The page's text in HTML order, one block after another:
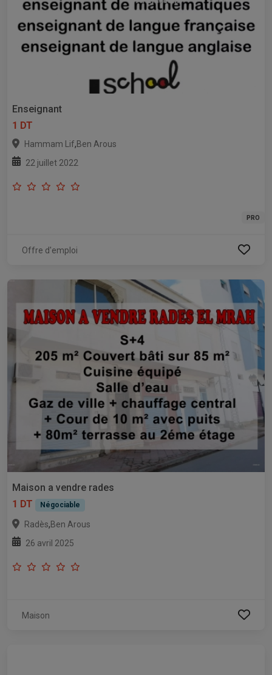
Enseignant
1 DT
Hammam Lif,Ben Arous
22 juillet 2022
PRO
Offre d'emploi
Maison a vendre rades
1 DT
Négociable
Radès,Ben Arous
26 avril 2025
Maison